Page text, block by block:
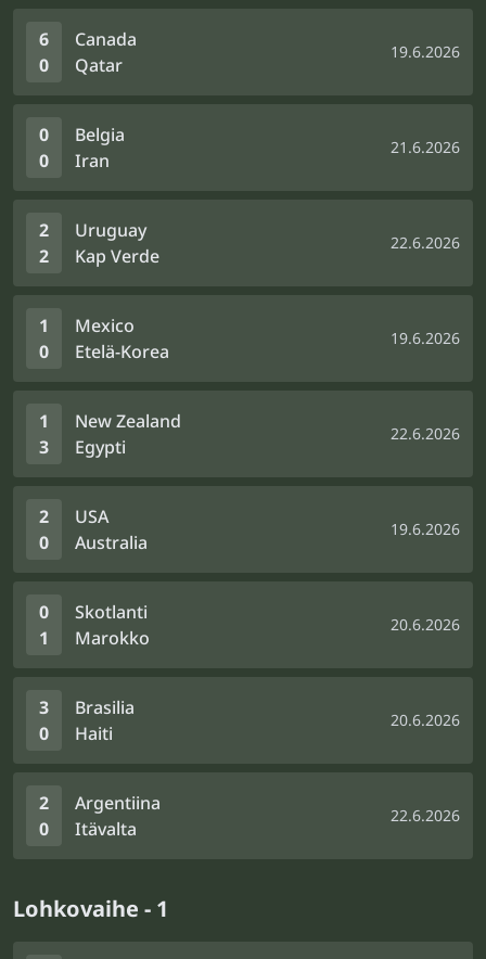
6
0
Canada
Qatar
19.6.2026
0
0
Belgia
Iran
21.6.2026
2
2
Uruguay
Kap Verde
22.6.2026
1
0
Mexico
Etelä-Korea
19.6.2026
1
3
New Zealand
Egypti
22.6.2026
2
0
USA
Australia
19.6.2026
0
1
Skotlanti
Marokko
20.6.2026
3
0
Brasilia
Haiti
20.6.2026
2
0
Argentiina
Itävalta
22.6.2026
Lohkovaihe - 1